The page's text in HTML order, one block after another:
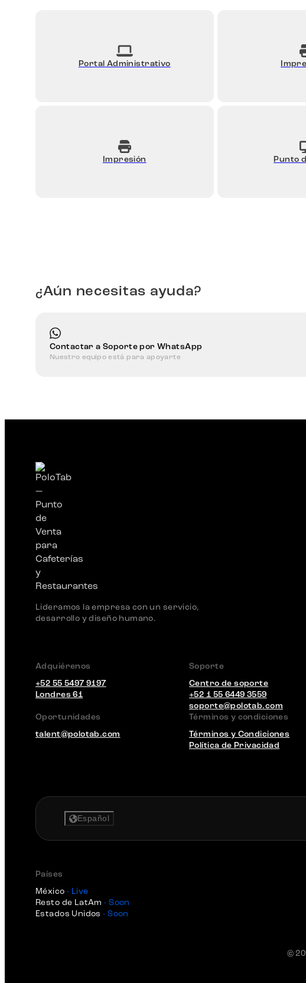
Portal Administrativo
Impresión Punto
¿Aún necesitas ayuda?
Contactar a Soporte por WhatsApp
Nuestro equipo está para apoyarte
Lideramos la empresa con un servicio,
desarrollo y diseño humano.
Adquiérenos
+52 55 5497 9197
Londres 61
Soporte
Centro de soporte
+52 1 55 6449 3559
soporte@polotab.com
Oportunidades
talent@polotab.com
Términos y condiciones
Términos y Condiciones
Política de Privacidad
Español
Países
México - Live
Resto de LatAm - Soon
Estados Unidos - Soon
©